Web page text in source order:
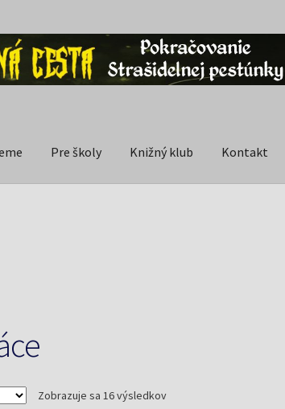
Pre školy Knižný klub Kontakt
Zobrazuje sa 16 výsledkovZoradené